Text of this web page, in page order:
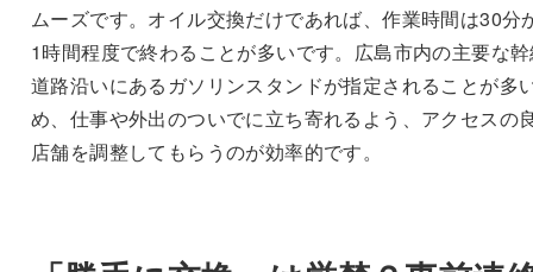
ムーズです。オイル交換だけであれば、作業時間は30分
1時間程度で終わることが多いです。広島市内の主要な
道路沿いにあるガソリンスタンドが指定されることが多
め、仕事や外出のついでに立ち寄れるよう、アクセスの
店舗を調整してもらうのが効率的です。